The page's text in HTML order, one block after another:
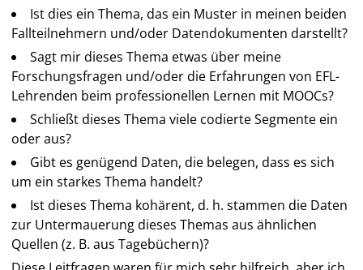
Ist dies ein Thema, das ein Muster in meinen beiden
Fallteilnehmern und/oder Datendokumenten darstellt?
Sagt mir dieses Thema etwas über meine
Forschungsfragen und/oder die Erfahrungen von EFL-
Lehrenden beim professionellen Lernen mit MOOCs?
Schließt dieses Thema viele codierte Segmente ein
oder aus?
Gibt es genügend Daten, die belegen, dass es sich
um ein starkes Thema handelt?
Ist dieses Thema kohärent, d. h. stammen die Daten
zur Untermauerung dieses Themas aus ähnlichen
Quellen (z. B. aus Tagebüchern)?